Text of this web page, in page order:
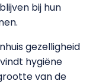
bij hun
gezelligheid
hygiëne
van de